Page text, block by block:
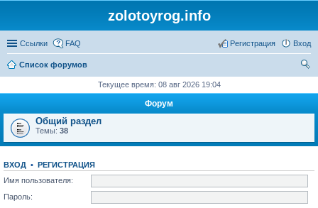
zolotoyrog.info
Ссылки FAQ Вход
Регистрация
Список форумов
Текущее время: 08 авг 2026 19:04
Форум
Общий раздел
Темы: 38
ВХОД • РЕГИСТРАЦИЯ
Имя пользователя:
Пароль: